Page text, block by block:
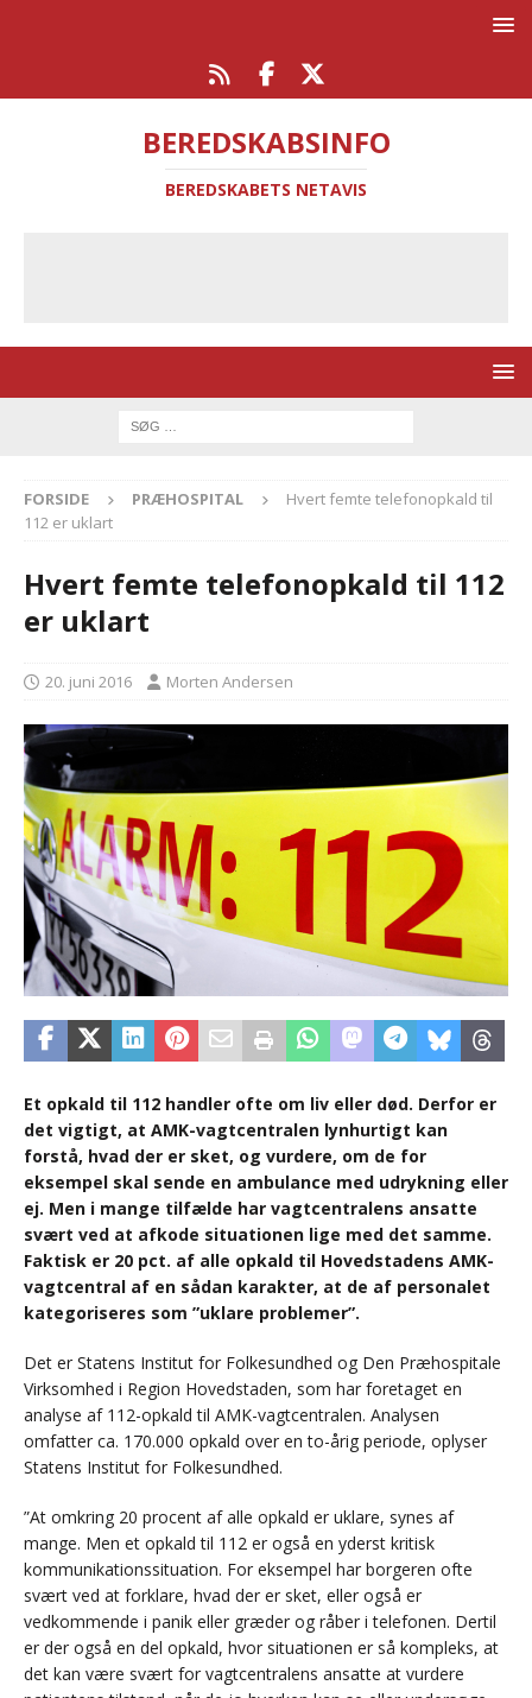
BEREDSKABSINFO
BEREDSKABETS NETAVIS
FORSIDE PRÆHOSPITAL
Hvert femte telefonopkald til
112 er uklart
Hvert femte telefonopkald til 112
er uklart
20. juni 2016 Morten Andersen
Et opkald til 112 handler ofte om liv eller død. Derfor er
det vigtigt, at AMK-vagtcentralen lynhurtigt kan
forstå, hvad der er sket, og vurdere, om de for
eksempel skal sende en ambulance med udrykning eller
ej. Men i mange tilfælde har vagtcentralens ansatte
svært ved at afkode situationen lige med det samme.
Faktisk er 20 pct. af alle opkald til Hovedstadens AMK-
vagtcentral af en sådan karakter, at de af personalet
kategoriseres som ”uklare problemer”.
Det er Statens Institut for Folkesundhed og Den Præhospitale
Virksomhed i Region Hovedstaden, som har foretaget en
analyse af 112-opkald til AMK-vagtcentralen. Analysen
omfatter ca. 170.000 opkald over en to-årig periode, oplyser
Statens Institut for Folkesundhed.
”At omkring 20 procent af alle opkald er uklare, synes af
mange. Men et opkald til 112 er også en yderst kritisk
kommunikationssituation. For eksempel har borgeren ofte
svært ved at forklare, hvad der er sket, eller også er
vedkommende i panik eller græder og råber i telefonen. Dertil
er der også en del opkald, hvor situationen er så kompleks, at
det kan være svært for vagtcentralens ansatte at vurdere